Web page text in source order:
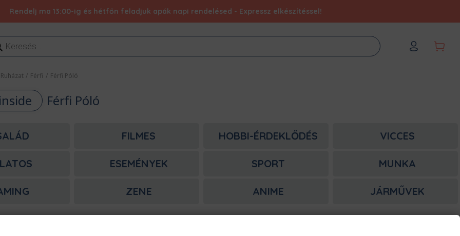
Rendelj ma 13:00-ig és hétfőn feladjuk apák napi rendelésed - Expressz elkészítéssel!
Ruházat / Férfi / Férfi Póló
Férfi Póló
FILMES HOBBI-ÉRDEKLŐDÉS VICCES
ESEMÉNYEK SPORT MUNKA
ZENE ANIME JÁRMŰVEK